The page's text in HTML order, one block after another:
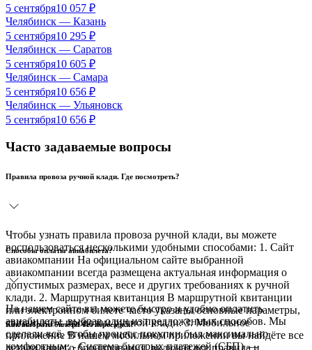
5 сентября10 057 ₽
Челябинск — Казань
5 сентября10 295 ₽
Челябинск — Саратов
5 сентября10 605 ₽
Челябинск — Самара
5 сентября10 656 ₽
Челябинск — Ульяновск
5 сентября10 656 ₽
Часто задаваемые вопросы
Правила провоза ручной клади. Где посмотреть?
Чтобы узнать правила провоза ручной клади, вы можете
воспользоваться несколькими удобными способами: 1. Сайт
авиакомпании На официальном сайте выбранной
авиакомпании всегда размещена актуальная информация о
допустимых размерах, весе и других требованиях к ручной
клади. 2. Маршрутная квитанция В маршрутной квитанции
или электронном билете часто указаны основные параметры,
связанные с провозом ручной клади. 3. Мобильное
приложение В нашем мобильном приложении вы найдёте все
Способы оплаты авиабилета?
На нашем сайте вы можете быстро и удобно оплатить
авиабилеты, выбрав один из предложенных способов. Мы
сделали всё, чтобы процесс покупки был максимально
комфортным: - Система быстрых платежей (СБП) —
Как выбрать билеты без пересадки?